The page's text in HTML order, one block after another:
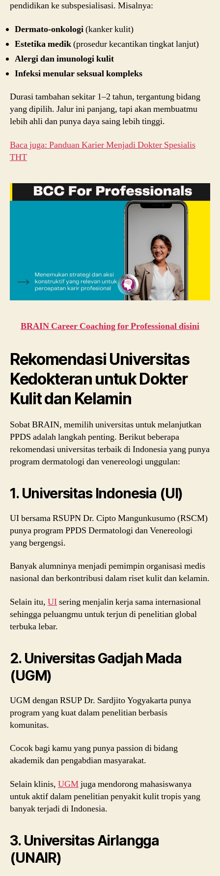
pendidikan ke subspesialisasi. Misalnya:
Dermato-onkologi(kanker kulit)
Estetika medik(prosedur kecantikan tingkat lanjut)
Alergi dan imunologi kulit
Infeksi menular seksual kompleks
Durasi tambahan sekitar 1–2 tahun, tergantung bidang
yang dipilih. Jalur ini panjang, tapi akan membuatmu
lebih ahli dan punya daya saing lebih tinggi.
Baca juga: Panduan Karier Menjadi Dokter Spesialis
THT
BRAIN Career Coaching for Professional disini
Rekomendasi Universitas
Kedokteran untuk Dokter
Kulit dan Kelamin
Sobat BRAIN, memilih universitas untuk melanjutkan
PPDS adalah langkah penting. Berikut beberapa
rekomendasi universitas terbaik di Indonesia yang punya
program dermatologi dan venereologi unggulan:
1. Universitas Indonesia (UI)
UI bersama RSUPN Dr. Cipto Mangunkusumo (RSCM)
punya program PPDS Dermatologi dan Venereologi
yang bergengsi.
Banyak alumninya menjadi pemimpin organisasi medis
nasional dan berkontribusi dalam riset kulit dan kelamin.
Selain itu, UIsering menjalin kerja sama internasional
sehingga peluangmu untuk terjun di penelitian global
terbuka lebar.
2. Universitas Gadjah Mada
(UGM)
UGM dengan RSUP Dr. Sardjito Yogyakarta punya
program yang kuat dalam penelitian berbasis
komunitas.
Cocok bagi kamu yang punya passion di bidang
akademik dan pengabdian masyarakat.
Selain klinis, UGMjuga mendorong mahasiswanya
untuk aktif dalam penelitian penyakit kulit tropis yang
banyak terjadi di Indonesia.
3. Universitas Airlangga
(UNAIR)